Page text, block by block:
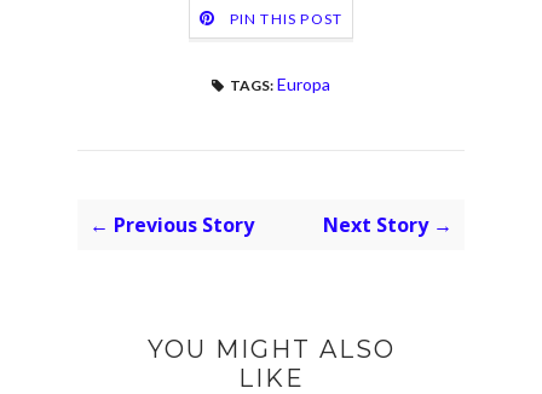
PIN THIS POST
TAGS: Europa
← Previous Story Next Story →
YOU MIGHT ALSO
LIKE